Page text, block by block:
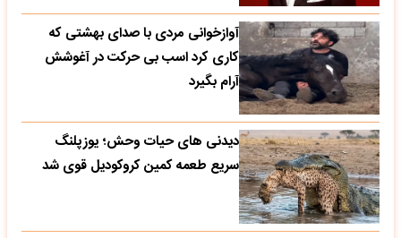
آوازخوانی مردی با صدای بهشتی که
کاری کرد اسب بی حرکت در آغوشش
آرام بگیرد
دیدنی های حیات وحش؛ یوزپلنگ
سریع طعمه کمین کروکودیل قوی شد